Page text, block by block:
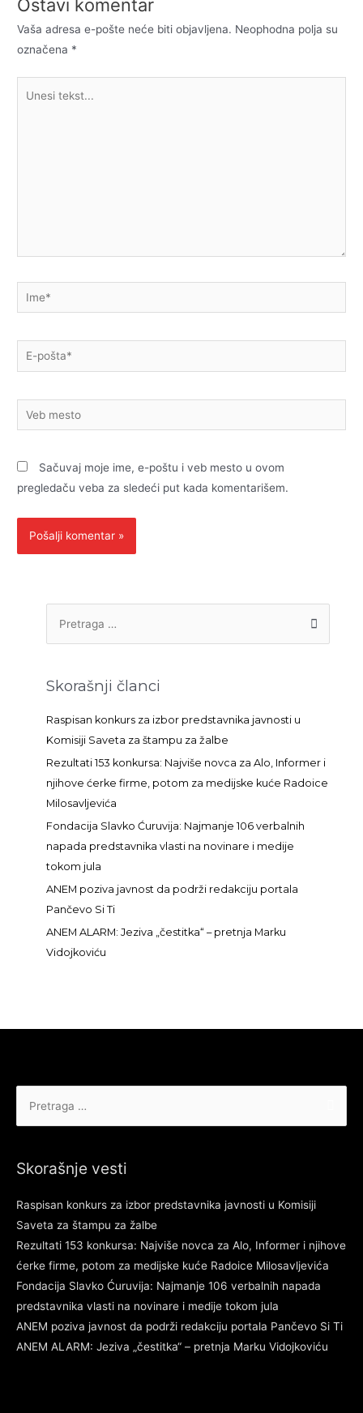
Ostavi komentar
Vaša adresa e-pošte neće biti objavljena. Neophodna polja su
označena *
Ime*
E-
pošta*
Veb
mesto
Sačuvaj moje ime, e-poštu i veb mesto u ovom
pregledaču veba za sledeći put kada komentarišem.
r
a
g
Skorašnji članci
Raspisan konkurs za izbor predstavnika javnosti u
Komisiji Saveta za štampu za žalbe
Rezultati 153 konkursa: Najviše novca za Alo, Informer i
njihove ćerke firme, potom za medijske kuće Radoice
Milosavljevića
Fondacija Slavko Ćuruvija: Najmanje 106 verbalnih
napada predstavnika vlasti na novinare i medije
tokom jula
ANEM poziva javnost da podrži redakciju portala
Pančevo Si Ti
ANEM ALARM: Jeziva „čestitka“ – pretnja Marku
Vidojkoviću
Skorašnje vesti
Raspisan konkurs za izbor predstavnika javnosti u Komisiji
Saveta za štampu za žalbe
Rezultati 153 konkursa: Najviše novca za Alo, Informer i njihove
ćerke firme, potom za medijske kuće Radoice Milosavljevića
Fondacija Slavko Ćuruvija: Najmanje 106 verbalnih napada
predstavnika vlasti na novinare i medije tokom jula
ANEM poziva javnost da podrži redakciju portala Pančevo Si Ti
ANEM ALARM: Jeziva „čestitka“ – pretnja Marku Vidojkoviću